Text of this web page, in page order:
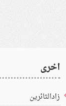
اخرى
زادالثائرين